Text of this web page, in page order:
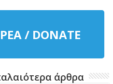
/ DONATE
άρθρα